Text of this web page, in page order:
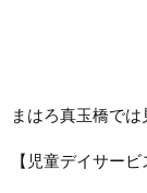
まはろ真玉橋で
【児童デイサー